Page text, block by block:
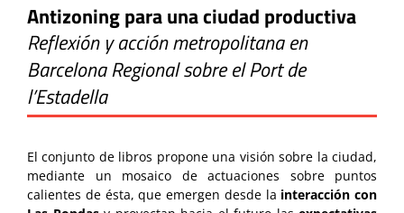
Antizoning para una ciudad productiva
Reflexión y acción metropolitana en
Barcelona Regional sobre el Port de
l’Estadella
El conjunto de libros propone una visión sobre la ciudad,
mediante un mosaico de actuaciones sobre puntos
calientes de ésta, que emergen desde la interacción con